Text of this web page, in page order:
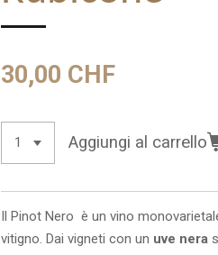
30,00 CHF
Aggiungi al carrello
Il Pinot Nero è un vino
vitigno. Dai vigneti con un uve nera